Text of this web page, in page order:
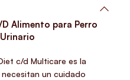
Alimento para Perro
c/d Multicare es la
un cuidado